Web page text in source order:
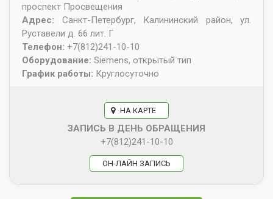
проспект Просвещения
Адрес: Санкт-Петербург, Калининский район, ул.
Руставели д. 66 лит. Г
Телефон: +7(812)241-10-10
Оборудование: Siemens, открытый тип
График работы: Круглосуточно
НА КАРТЕ
ЗАПИСЬ В ДЕНЬ ОБРАЩЕНИЯ
+7(812)241-10-10
ОН-ЛАЙН ЗАПИСЬ